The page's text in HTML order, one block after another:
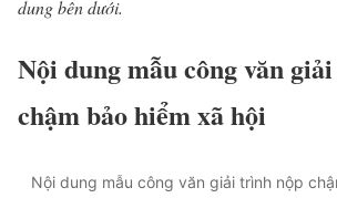
dung bên dưới.
Nội dung mẫu công văn
chậm bảo hiểm xã hội
Nội dung mẫu công văn giải trình nộp